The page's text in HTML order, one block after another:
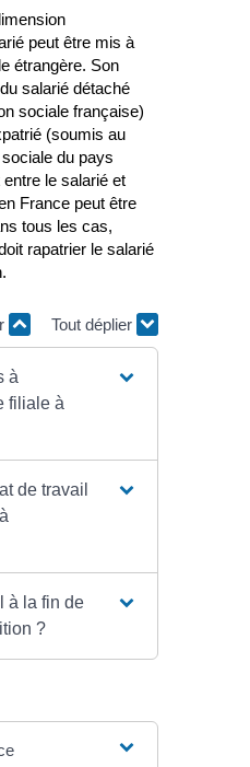
peut être mis à
étrangère. Son
salarié détaché
sociale française)
(soumis au
du pays
le salarié et
France peut être
tous les cas,
rapatrier le salarié
Tout déplier
à
filiale à
de travail
à la fin de
?